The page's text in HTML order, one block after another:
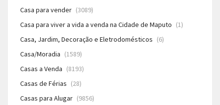
Casa para vender (3089)
Casa para viver a vida a venda na Cidade de Maputo (1)
Casa, Jardim, Decoração e Eletrodomésticos (6)
Casa/Moradia (1589)
Casas a Venda (8193)
Casas de Férias (28)
Casas para Alugar (9856)